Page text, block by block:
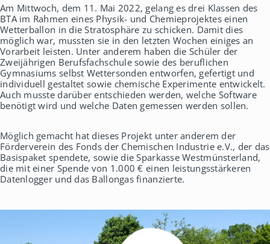
n
A
h
a
u
s
Am Mittwoch, dem 11. Mai 2022, gelang es drei Klassen des
BTA im Rahmen eines Physik- und Chemieprojektes einen
Wetterballon in die Stratosphäre zu schicken. Damit dies
möglich war, mussten sie in den letzten Wochen einiges an
Vorarbeit leisten. Unter anderem haben die Schüler der
Zweijährigen Berufsfachschule sowie des beruflichen
Gymnasiums selbst Wettersonden entworfen, gefertigt und
individuell gestaltet sowie chemische Experimente entwickelt.
Auch musste darüber entschieden werden, welche Software
benötigt wird und welche Daten gemessen werden sollen.
Möglich gemacht hat dieses Projekt unter anderem der
Förderverein des Fonds der Chemischen Industrie e.V., der das
Basispaket spendete, sowie die Sparkasse Westmünsterland,
die mit einer Spende von 1.000 € einen leistungsstärkeren
Datenlogger und das Ballongas finanzierte.